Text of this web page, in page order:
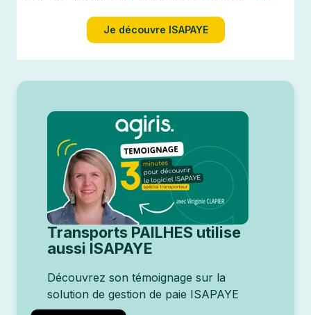
Je découvre ISAPAYE
Transports PAILHES utilise
aussi ISAPAYE
Découvrez son témoignage sur la
solution de gestion de paie ISAPAYE